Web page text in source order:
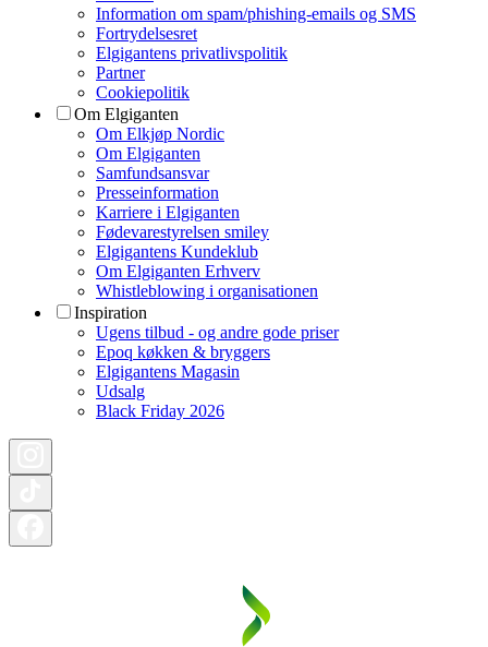
Information om spam/phishing-emails og SMS
Fortrydelsesret
Elgigantens privatlivspolitik
Partner
Cookiepolitik
Om Elgiganten
Om Elkjøp Nordic
Om Elgiganten
Samfundsansvar
Presseinformation
Karriere i Elgiganten
Fødevarestyrelsen smiley
Elgigantens Kundeklub
Om Elgiganten Erhverv
Whistleblowing i organisationen
Inspiration
Ugens tilbud - og andre gode priser
Epoq køkken & bryggers
Elgigantens Magasin
Udsalg
Black Friday 2026